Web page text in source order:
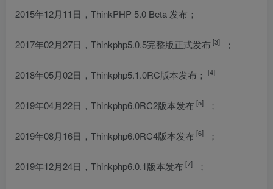
2015年12月11日，ThinkPHP 5.0 Beta 发布；
2017年02月27日，Thinkphp5.0.5完整版正式发布[3] ；
2018年05月02日，Thinkphp5.1.0RC版本发布； [4]
2019年04月22日，Thinkphp6.0RC2版本发布[5] ；
2019年08月16日，Thinkphp6.0RC4版本发布[6] ；
2019年12月24日，Thinkphp6.0.1版本发布[7] ；